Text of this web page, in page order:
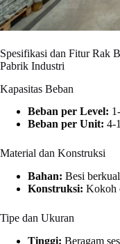
Spesifikasi dan Fitur Rak
Pabrik Industri
Kapasitas Beban
Beban per Level:
Beban per Unit: 4-
Material dan Konstruksi
Bahan: Besi
Konstruksi: Kokoh
Tipe dan Ukuran
Tinggi: Beragam